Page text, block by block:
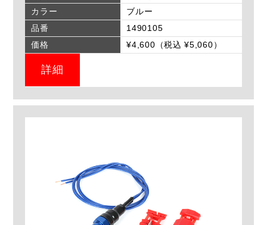
カラー
ブルー
品番
1490105
価格
¥4,600（税込 ¥5,060）
詳細